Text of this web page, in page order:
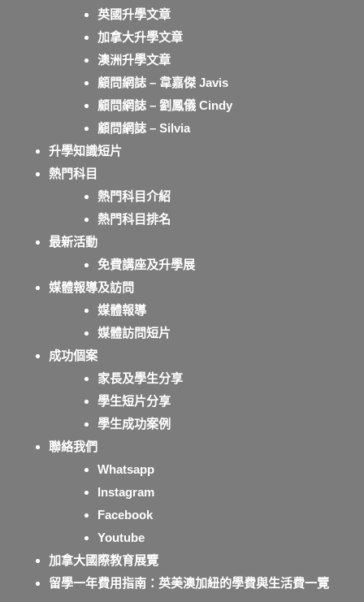
英國升學文章
加拿大升學文章
澳洲升學文章
顧問網誌 – 韋嘉傑 Javis
顧問網誌 – 劉鳳儀 Cindy
顧問網誌 – Silvia
升學知識短片
熱門科目
熱門科目介紹
熱門科目排名
最新活動
免費講座及升學展
媒體報導及訪問
媒體報導
媒體訪問短片
成功個案
家長及學生分享
學生短片分享
學生成功案例
聯絡我們
Whatsapp
Instagram
Facebook
Youtube
加拿大國際教育展覽
留學一年費用指南：英美澳加紐的學費與生活費一覽